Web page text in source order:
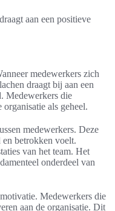
aan een positieve
medewerkers zich
draagt bij aan een
Medewerkers die
als geheel.
medewerkers. Deze
betrokken voelt.
van het team. Het
onderdeel van
Medewerkers die
aan de organisatie. Dit